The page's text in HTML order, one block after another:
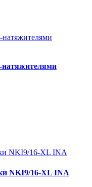
NKI9/16-XL INA